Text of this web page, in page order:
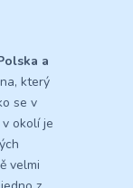
a
který
se v
okolí je
velmi